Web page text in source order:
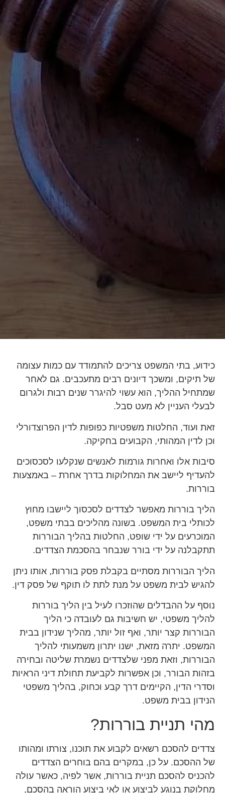
כידוע, בתי המשפט צריכים להתמודד עם כמות עצומה
של תיקים, ומשכך דיונים רבים מתעכבים. גם לאחר
שמתחיל ההליך, הוא עשוי להיגרר שנים רבות ולגרום
לבעלי העניין לא מעט סבל.
זאת ועוד, החלטות משפטיות כפופות לדין הפרוצדורלי
וכן לדין המהותי, הקבועים בחקיקה.
סיבות אלו ואחרות גורמות לאנשים שנקלעו לסכסוכים
להעדיף ליישב את המחלוקות בדרך אחרת – באמצעות
בוררות.
הליך בוררות מאפשר לצדדים לסכסוך ליישבו מחוץ
לכותלי בית המשפט. בשונה מהליכים בבתי משפט,
המוכרעים על ידי שופט, החלטות בהליך הבוררות
תתקבלנה על ידי בורר שנבחר בהסכמת הצדדים.
הליך הבוררות מסתיים בקבלת פסק בוררות, אותו ניתן
להגיש לבית משפט על מנת לתת לו תוקף של פסק דין.
נוסף על ההבדלים שהוזכרו לעיל בין הליך בוררות
להליך משפטי, יש חשיבות גם לעובדה כי הליך
הבוררות קצר יותר, ואף זול יותר, מהליך שנידון בבית
המשפט. יתרה מזאת, ישנו יתרון משמעותי להליך
הבוררות, וזאת מפני שלצדדים נשמרת שליטה ובחירה
בזהות הבורר, וכן אפשרות לקביעת תחולת דיני הראיות
וסדרי הדין, הקיימים דרך קבע וכחוק, בהליך משפטי
הנידון בבית משפט.
מהי תניית בוררות?
צדדים להסכם רשאים לקבוע את תוכנו, צורתו ומהותו
של ההסכם. על כן, במקרים בהם בוחרים הצדדים
להכניס להסכם תניית בוררות, אשר לפיה, כאשר עולה
מחלוקת בנוגע לביצוע או לאי ביצוע הוראה בהסכם,